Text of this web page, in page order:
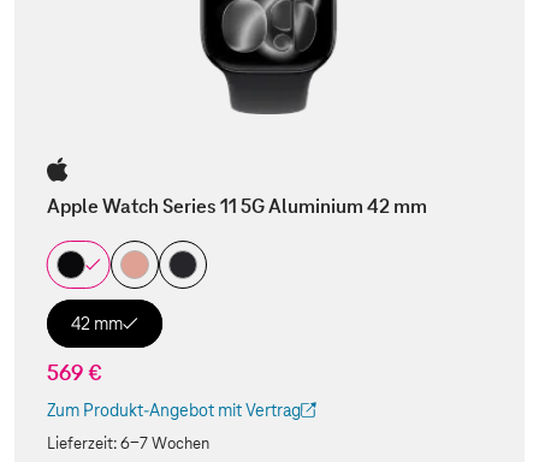
Apple Watch Series 11 5G Aluminium 42 mm
42 mm
569 €
Zum Produkt-Angebot mit Vertrag
(Der Link wird in einem neuen Tab geöffnet)
Lieferzeit:6-7 Wochen